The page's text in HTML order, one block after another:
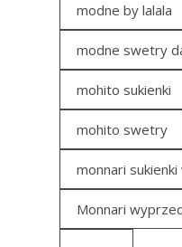
modne by lalala
modne swetry
mohito sukienki
mohito swetry
monnari
Monnari